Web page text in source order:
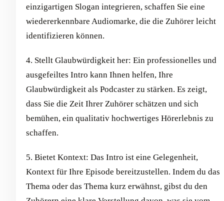
einzigartigen Slogan integrieren, schaffen Sie eine
wiedererkennbare Audiomarke, die die Zuhörer leicht
identifizieren können.
4. Stellt Glaubwürdigkeit her: Ein professionelles und
ausgefeiltes Intro kann Ihnen helfen, Ihre
Glaubwürdigkeit als Podcaster zu stärken. Es zeigt,
dass Sie die Zeit Ihrer Zuhörer schätzen und sich
bemühen, ein qualitativ hochwertiges Hörerlebnis zu
schaffen.
5. Bietet Kontext: Das Intro ist eine Gelegenheit,
Kontext für Ihre Episode bereitzustellen. Indem du das
Thema oder das Thema kurz erwähnst, gibst du den